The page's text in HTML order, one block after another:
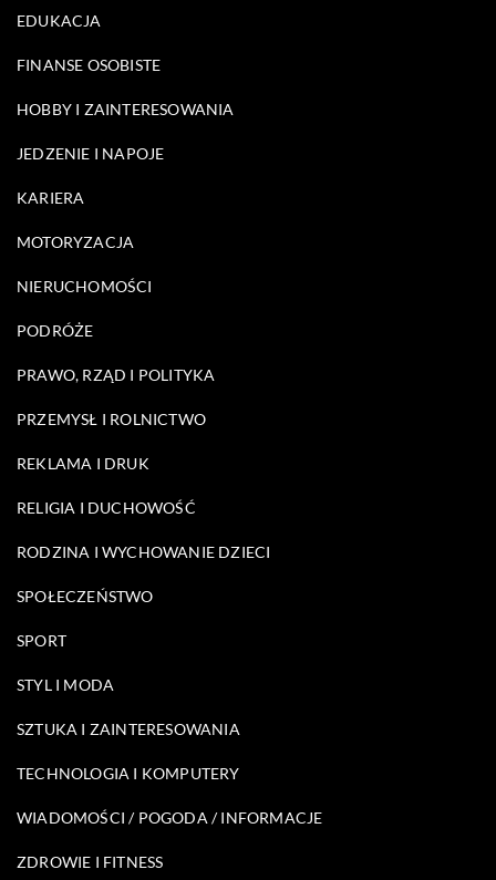
EDUKACJA
FINANSE OSOBISTE
HOBBY I ZAINTERESOWANIA
JEDZENIE I NAPOJE
KARIERA
MOTORYZACJA
NIERUCHOMOŚCI
PODRÓŻE
PRAWO, RZĄD I POLITYKA
PRZEMYSŁ I ROLNICTWO
REKLAMA I DRUK
RELIGIA I DUCHOWOŚĆ
RODZINA I WYCHOWANIE DZIECI
SPOŁECZEŃSTWO
SPORT
STYL I MODA
SZTUKA I ZAINTERESOWANIA
TECHNOLOGIA I KOMPUTERY
WIADOMOŚCI / POGODA / INFORMACJE
ZDROWIE I FITNESS